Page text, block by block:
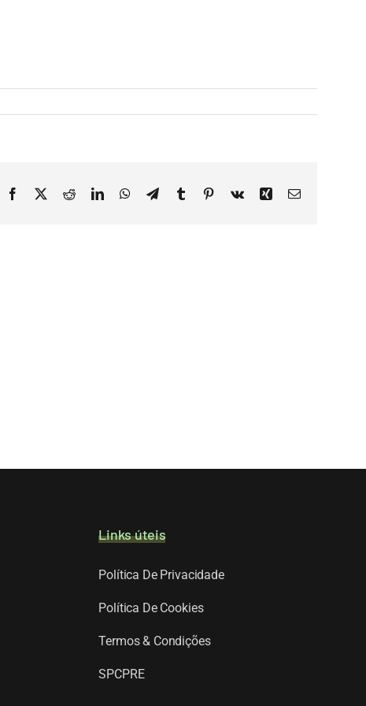
Facebook RedditLinkedInWhatsApp
TelegramTumblr PinterestVk Xing Email
Links úteis
Política De Privacidade
Política De Cookies
Termos & Condições
SPCPRE